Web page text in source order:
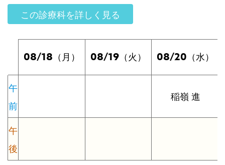
この診療科を詳しく見る
08/18 （月） 08/19 （火） 08/20 （水）
午
前
稲嶺 進
午
後